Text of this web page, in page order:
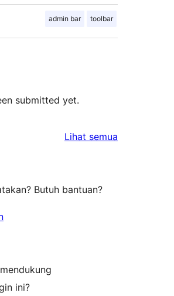
admin bar toolbar
submitted yet.
Lihat semua
Butuh bantuan?
ini?